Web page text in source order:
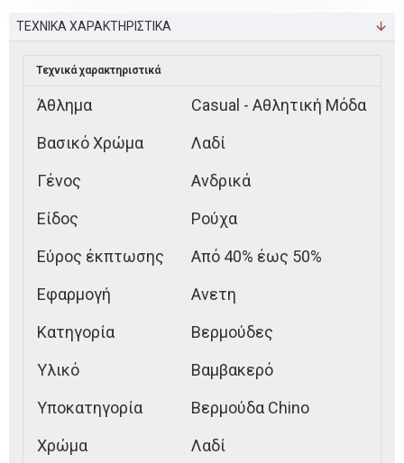
ΤΕΧΝΙΚΑ ΧΑΡΑΚΤΗΡΙΣΤΙΚΑ
Τεχνικά χαρακτηριστικά
Άθλημα
Casual - Αθλητική Μόδα
Βασικό Χρώμα
Λαδί
Γένος
Ανδρικά
Είδος
Ρούχα
Εύρος έκπτωσης
Από 40% έως 50%
Εφαρμογή
Ανετη
Κατηγορία
Βερμούδες
Υλικό
Βαμβακερό
Υποκατηγορία
Βερμούδα Chino
Χρώμα
Λαδί